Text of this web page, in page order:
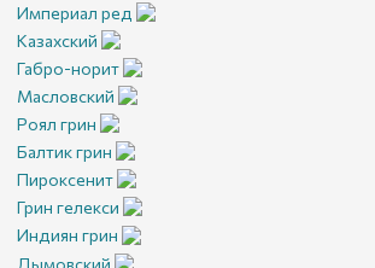
Империал ред
Казахский
Габро-норит
Масловский
Роял грин
Балтик грин
Пироксенит
Грин гелекси
Индиян грин
Дымовский